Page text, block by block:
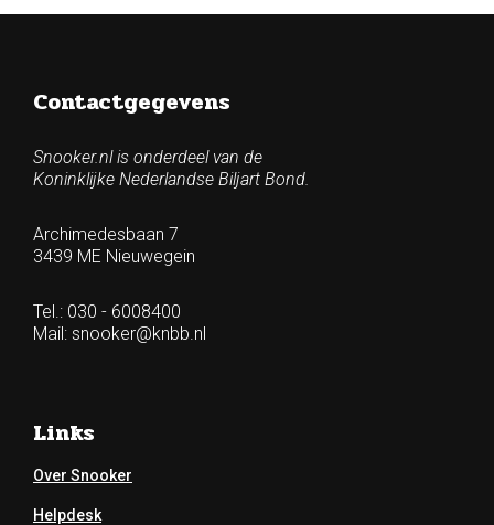
Contactgegevens
Snooker.nl is onderdeel van de
Koninklijke Nederlandse Biljart Bond.
Archimedesbaan 7
3439 ME Nieuwegein
Tel.: 030 - 6008400
Mail: snooker@knbb.nl
Links
Over Snooker
Helpdesk